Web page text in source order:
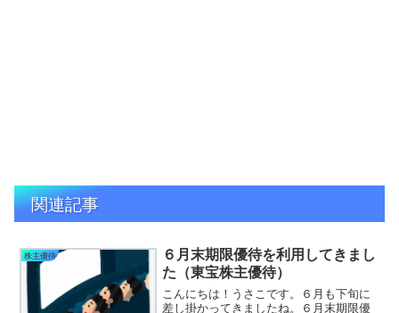
関連記事
株主優待
６月末期限優待を利用してきまし
た（東宝株主優待）
こんにちは！うさこです。６月も下旬に
差し掛かってきましたね。６月末期限優